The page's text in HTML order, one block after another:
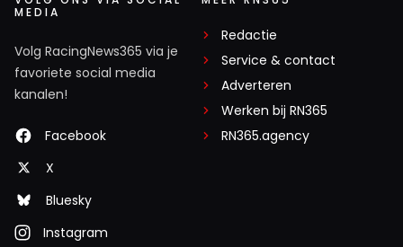
MEDIA
Volg RacingNews365 via je
favoriete social media
kanalen!
Facebook
X
Bluesky
Instagram
Redactie
Service & contact
Adverteren
Werken bij RN365
RN365.agency